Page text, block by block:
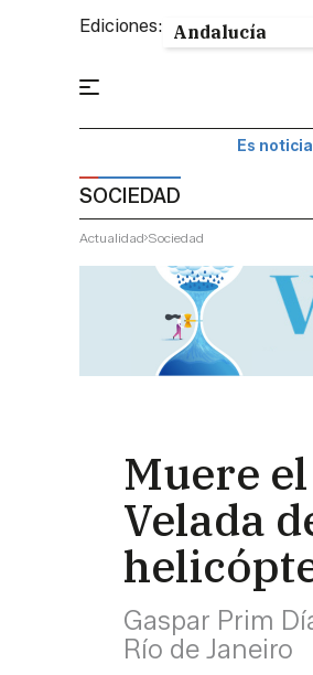
Ediciones:
Es noticia
SOCIEDAD
Actualidad Sociedad
Muere
Velada
Gaspar Prim
Río de Janeiro